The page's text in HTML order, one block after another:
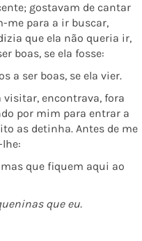
gostavam de cantar
me para a ir buscar,
que ela não queria ir,
boas, se ela fosse:
a ser boas, se ela vier.
visitar, encontrava, fora
por mim para entrar a
as detinha. Antes de me
que fiquem aqui ao
que eu.